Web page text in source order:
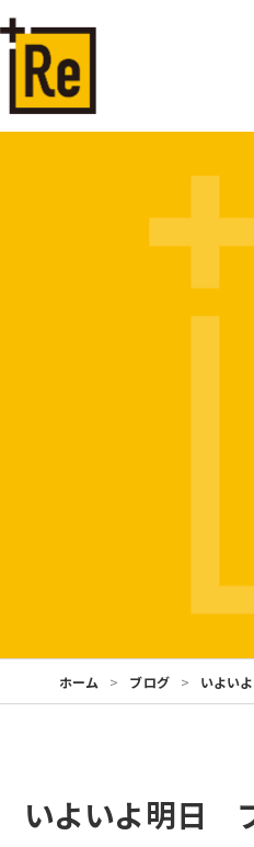
ホーム ブログ いよい
いよいよ明日